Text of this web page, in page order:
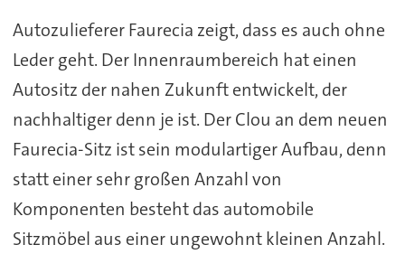
Autozulieferer Faurecia zeigt, dass es auch ohne
Leder geht. Der Innenraumbereich hat einen
Autositz der nahen Zukunft entwickelt, der
nachhaltiger denn je ist. Der Clou an dem neuen
Faurecia-Sitz ist sein modulartiger Aufbau, denn
statt einer sehr großen Anzahl von
Komponenten besteht das automobile
Sitzmöbel aus einer ungewohnt kleinen Anzahl.